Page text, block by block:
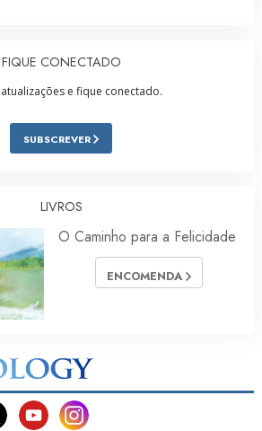
FIQUE CONECTADO
atualizações e fique conectado.
SUBSCREVER
LIVROS
O Caminho para a Felicidade
ENCOMENDA